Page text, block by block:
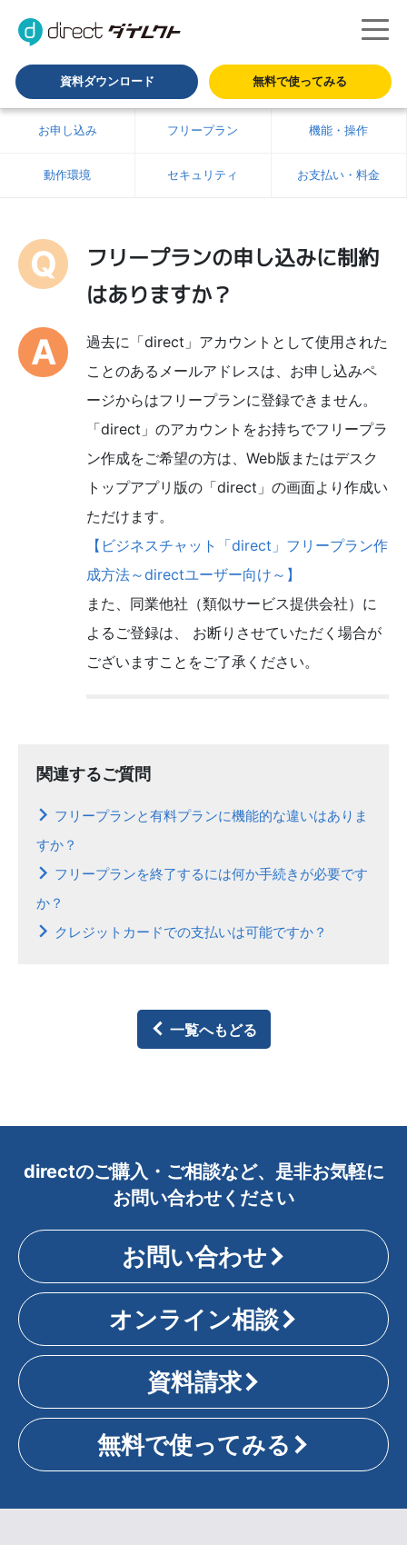
資料ダウンロード 無料で使ってみる
お申し込み フリープラン 機能・操作
動作環境 セキュリティ お支払い・料金
フリープランの申し込みに制約
はありますか？
過去に「direct」アカウントとして使用された
ことのあるメールアドレスは、お申し込みペ
ージからはフリープランに登録できません。
「direct」のアカウントをお持ちでフリープラ
ン作成をご希望の方は、Web版またはデスク
トップアプリ版の「direct」の画面より作成い
ただけます。
【ビジネスチャット「direct」フリープラン作
成方法～directユーザー向け～】
また、同業他社（類似サービス提供会社）に
よるご登録は、 お断りさせていただく場合が
ございますことをご了承ください。
関連するご質問
フリープランと有料プランに機能的な違いはありま
すか？
フリープランを終了するには何か手続きが必要です
か？
クレジットカードでの支払いは可能ですか？
一覧へもどる
directのご購入・ご相談など、是非お気軽に
お問い合わせください
お問い合わせ
オンライン相談
資料請求
無料で使ってみる